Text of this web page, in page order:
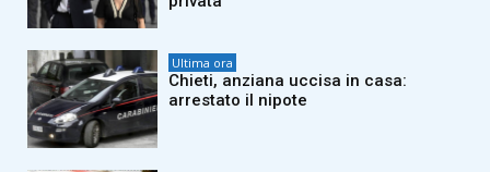
Ultima ora
Chieti, anziana uccisa in casa:
arrestato il nipote